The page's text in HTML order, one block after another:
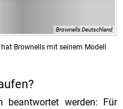
Brownells Deutschland
Brownells mit seinem Modell
beantwortet werden: Für